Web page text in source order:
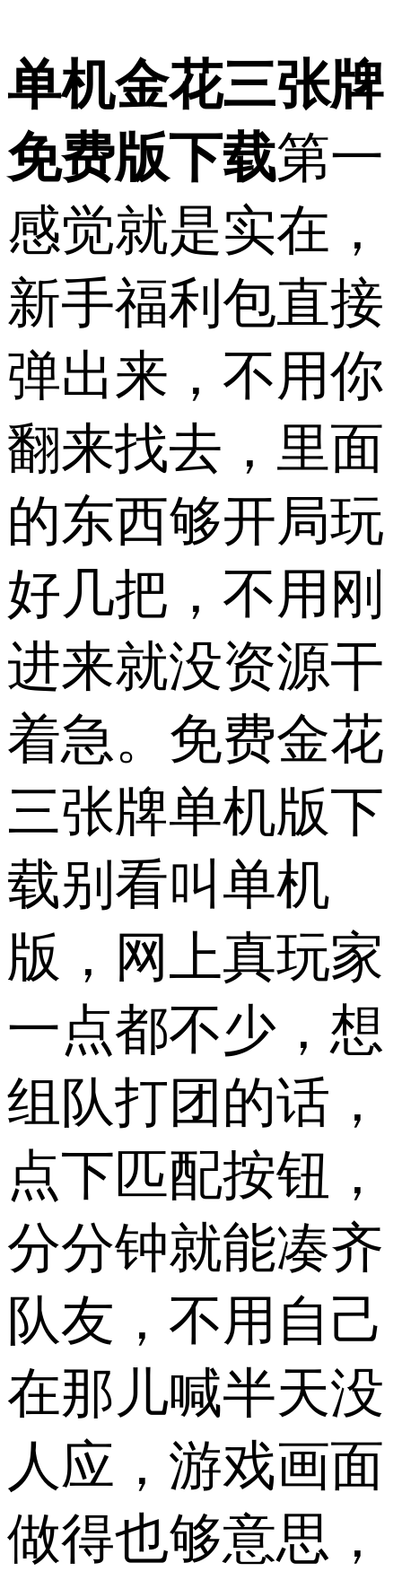
单机金花三张牌
免费版下载第一
感觉就是实在，
新手福利包直接
弹出来，不用你
翻来找去，里面
的东西够开局玩
好几把，不用刚
进来就没资源干
着急。免费金花
三张牌单机版下
载别看叫单机
版，网上真玩家
一点都不少，想
组队打团的话，
点下匹配按钮，
分分钟就能凑齐
队友，不用自己
在那儿喊半天没
人应，游戏画面
做得也够意思，